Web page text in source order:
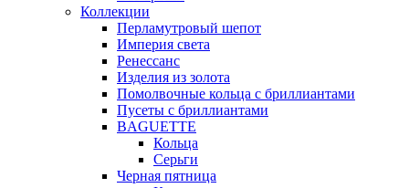
Коллекции
Перламутровый шепот
Империя света
Ренессанс
Изделия из золота
Помолвочные кольца с бриллиантами
Пусеты с бриллиантами
BAGUETTE
Кольца
Серьги
Черная пятница